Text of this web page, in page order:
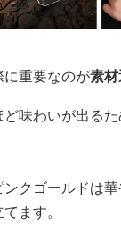
重要なのが素
味わいが出る
クゴールドは華
ます。